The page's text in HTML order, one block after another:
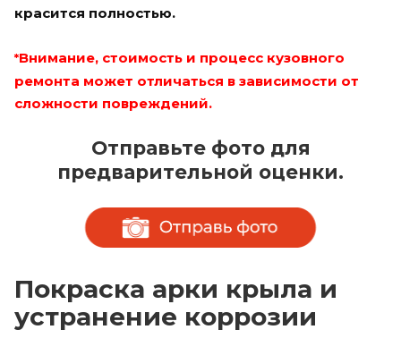
красится полностью.
*Внимание, стоимость и процесс кузовного
ремонта может отличаться в зависимости от
сложности повреждений.
Отправьте фото для
предварительной оценки.
Покраска арки крыла и
устранение коррозии